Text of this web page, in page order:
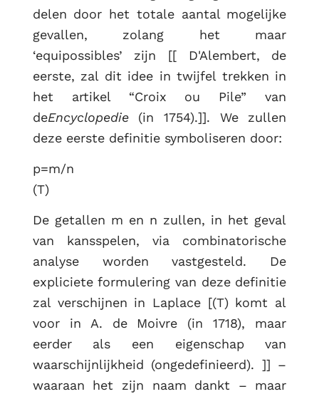
delen door het totale aantal mogelijke
gevallen, zolang het maar
‘equipossibles’ zijn [[ D'Alembert, de
eerste, zal dit idee in twijfel trekken in
het artikel “Croix ou Pile” van
deEncyclopedie(in 1754).]]. We zullen
deze eerste definitie symboliseren door:
p=m/n
(T)
De getallen m en n zullen, in het geval
van kansspelen, via combinatorische
analyse worden vastgesteld. De
expliciete formulering van deze definitie
zal verschijnen in Laplace [(T) komt al
voor in A. de Moivre (in 1718), maar
eerder als een eigenschap van
waarschijnlijkheid (ongedefinieerd). ]] –
waaraan het zijn naam dankt – maar